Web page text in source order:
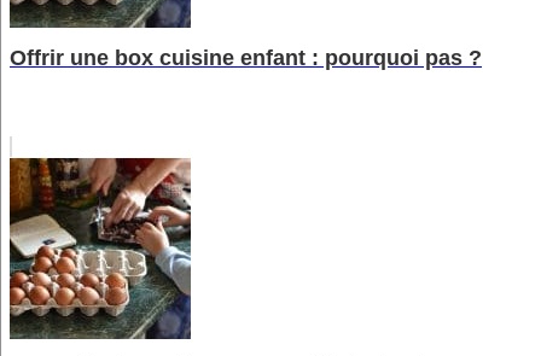
Offrir une box cuisine enfant : pourquoi pas ?